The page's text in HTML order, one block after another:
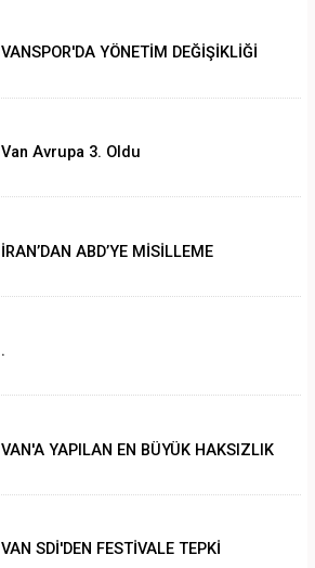
VANSPOR'DA YÖNETİM DEĞİŞİKLİĞİ
Van Avrupa 3. Oldu
İRAN’DAN ABD’YE MİSİLLEME
.
VAN'A YAPILAN EN BÜYÜK HAKSIZLIK
VAN SDİ'DEN FESTİVALE TEPKİ